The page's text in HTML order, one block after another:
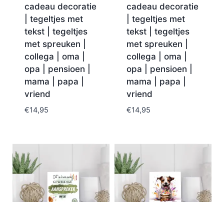
cadeau decoratie
| tegeltjes met
tekst | tegeltjes
met spreuken |
collega | oma |
opa | pensioen |
mama | papa |
vriend
€14,95
cadeau decoratie
| tegeltjes met
tekst | tegeltjes
met spreuken |
collega | oma |
opa | pensioen |
mama | papa |
vriend
€14,95